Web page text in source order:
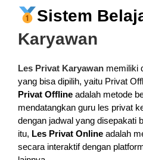
Sistem
Karyawan
Les Privat Karyawanmemiliki
yang bisa dipilih, yaitu Privat
Privat Offlineadalah metode
mendatangkan guru les privat
dengan jadwal yang disepakati
itu, Les Privat Onlineadalah
secara interaktif dengan